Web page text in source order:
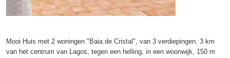
Mooi Huis met 2 woningen "Baia de Cristal", van 3 verdiepingen. 3 km
van het centrum van Lagos, tegen een helling, in een woonwijk, 150 m